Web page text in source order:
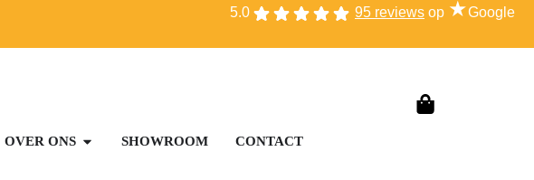
5.0 95 reviews op ★Google
OVER ONS SHOWROOM CONTACT